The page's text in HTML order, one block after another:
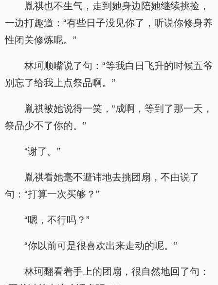
胤祺也不生气，走到她身边陪她继续挑捡，
一边打趣道：“有些日子没见你了，听说你修身养
性闭关修炼呢。”
林珂顺嘴说了句：“等我白日飞升的时候五爷
别忘了给我上点祭品啊。”
胤祺被她说得一笑，“成啊，等到了那一天，
祭品少不了你的。”
“谢了。”
胤祺看她毫不避讳地去挑团扇，不由说了
句：“打算一次买够？”
“嗯，不行吗？”
“你以前可是很喜欢出来走动的呢。”
林珂翻看着手上的团扇，很自然地回了句：